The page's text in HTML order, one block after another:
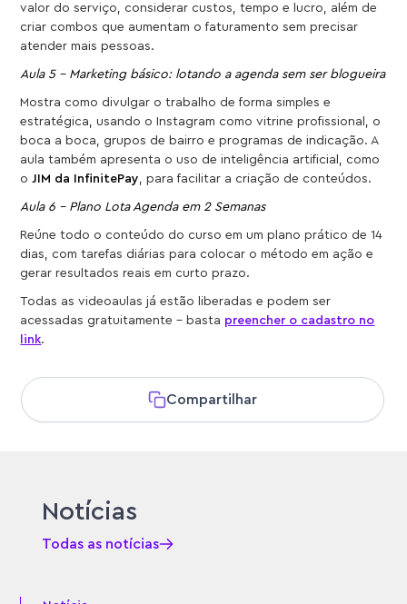
valor do serviço, considerar custos, tempo e lucro, além de
criar combos que aumentam o faturamento sem precisar
atender mais pessoas.
Aula 5 – Marketing básico: lotando a agenda sem ser blogueira
Mostra como divulgar o trabalho de forma simples e
estratégica, usando o Instagram como vitrine profissional, o
boca a boca, grupos de bairro e programas de indicação. A
aula também apresenta o uso de inteligência artificial, como
oJIM da InfinitePay , para facilitar a criação de conteúdos.
Aula 6 – Plano Lota Agenda em 2 Semanas
Reúne todo o conteúdo do curso em um plano prático de 14
dias, com tarefas diárias para colocar o método em ação e
gerar resultados reais em curto prazo.
Todas as videoaulas já estão liberadas e podem ser
acessadas gratuitamente – basta preencher o cadastro no
link.
Compartilhar
Notícias
Todas as notícias